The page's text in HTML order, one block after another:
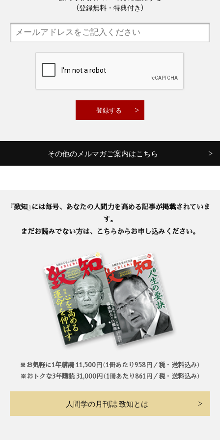
（登録無料・特典付き）
その他のメルマガご案内はこちら
『致知』には毎号、あなたの人間力を高める記事が掲載されていま
す。
まだお読みでない方は、こちらからお申し込みください。
※お気軽に1年購読 11,500円（1冊あたり958円／税・送料込み）
※おトクな3年購読 31,000円（1冊あたり861円／税・送料込み）
人間学の月刊誌 致知とは